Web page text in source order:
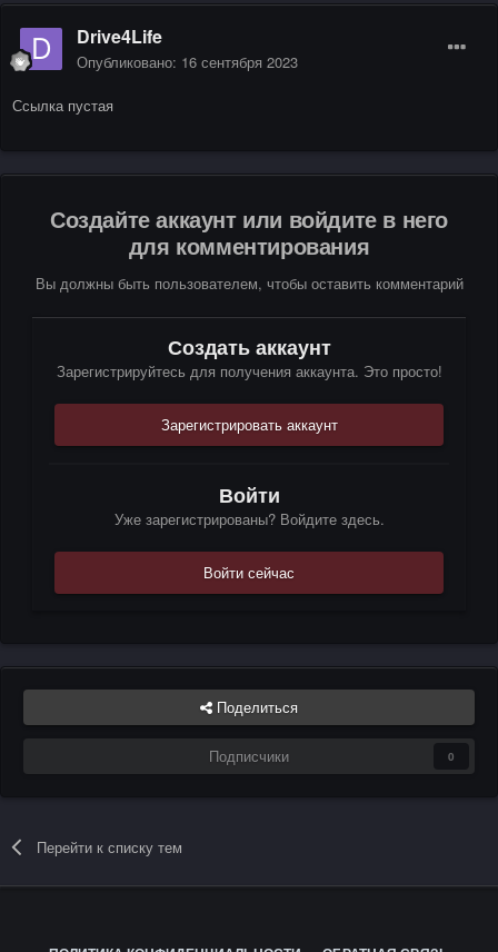
Drive4Life
Опубликовано: 16 сентября 2023
Ссылка пустая
Создайте аккаунт или войдите в него
для комментирования
Вы должны быть пользователем, чтобы оставить комментарий
Создать аккаунт
Зарегистрируйтесь для получения аккаунта. Это просто!
Зарегистрировать аккаунт
Войти
Уже зарегистрированы? Войдите здесь.
Войти сейчас
Поделиться
Подписчики 0
Перейти к списку тем